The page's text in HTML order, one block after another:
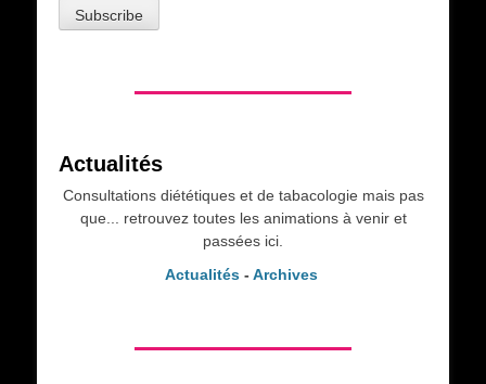
Actualités
Consultations diététiques et de tabacologie mais pas
que... retrouvez toutes les animations à venir et
passées ici.
Actualités- Archives